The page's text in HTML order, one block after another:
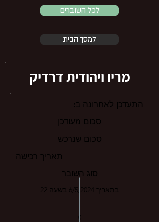
לכל השוברים
למסך הבית
מריו ויהודית דרדיק
התעדכן לאחרונה ב:
סכום מעודכן
סכום שנרכש
תאריך רכישה
סוג השובר
בתאריך 6/5/2024 בשעה 22
0